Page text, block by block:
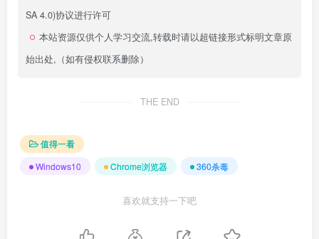
SA 4.0)协议进行许可
本站资源仅供个人学习交流,转载时请以超链接形式标明文章原
始出处,（如有侵权联系删除）
THE END
值得一看
Windows10
Chrome浏览器 360杀毒
喜欢就支持一下吧